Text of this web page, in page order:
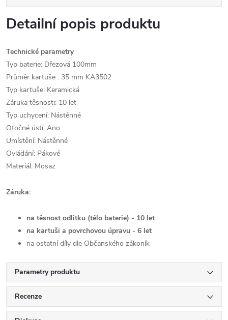
Detailní popis produktu
Technické parametry
Typ baterie: Dřezová 100mm
Průměr kartuše : 35 mm KA3502
Typ kartuše: Keramická
Záruka těsnosti: 10 let
Typ uchycení: Nástěnné
Otočné ústí: Ano
Umístění: Nástěnné
Ovládání: Pákové
Materiál: Mosaz
Záruka:
na těsnost odlitku (tělo baterie) - 10 let
na kartuši a povrchovou úpravu - 6 let
na ostatní díly dle Občanského zákoník
Parametry produktu
Recenze